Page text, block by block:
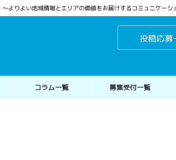
よりよい地域情報とエリアの価値をお届けするコミュニケーシ
投稿応募
コラム一覧 募集受付一覧